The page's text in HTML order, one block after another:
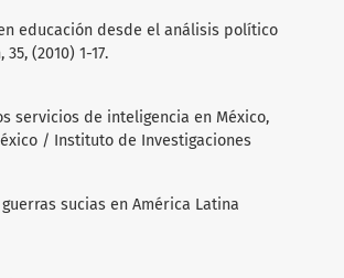
educación desde el análisis político
(2010) 1-17.
servicios de inteligencia en México,
/ Instituto de Investigaciones
sucias en América Latina